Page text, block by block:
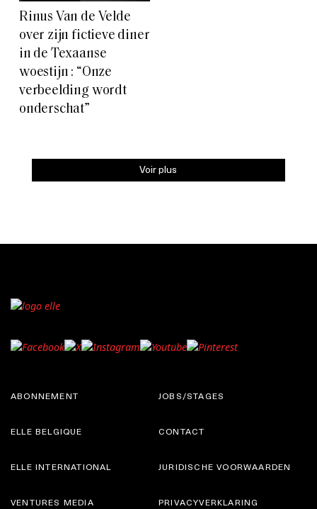
Rinus Van de Velde
over zijn fictieve diner
in de Texaanse
woestijn : “Onze
verbeelding wordt
onderschat”
Voir plus
ABONNEMENT
ELLE BELGIQUE
JOBS/STAGES
CONTACT
ELLE INTERNATIONAL
VENTURES MEDIA
JURIDISCHE VOORWAARDEN
PRIVACYVERKLARING